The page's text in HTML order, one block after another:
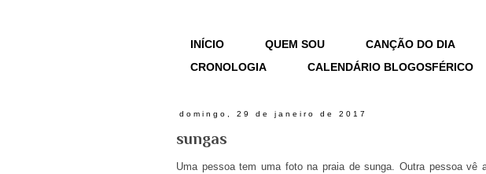
INÍCIO QUEM SOU CANÇÃO DO DIA
CRONOLOGIA
CALENDÁRIO BLOGOSFÉRICO
domingo, 29 de janeiro de 2017
sungas
Uma pessoa tem uma foto na praia de sunga. Outra pessoa vê